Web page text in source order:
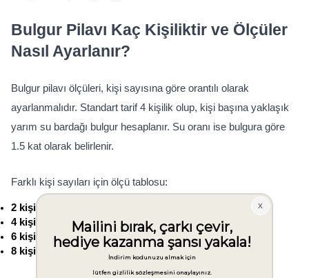
Bulgur Pilavı Kaç Kişiliktir ve Ölçüler
Nasıl Ayarlanır?
Bulgur pilavı ölçüleri, kişi sayısına göre orantılı olarak
ayarlanmalıdır. Standart tarif 4 kişilik olup, kişi başına yaklaşık
yarım su bardağı bulgur hesaplanır. Su oranı ise bulgura göre
1.5 kat olarak belirlenir.
Farklı kişi sayıları için ölçü tablosu:
2 kişilik:
4 kişilik:
2 su bardağı bulgur, 3 su bardağı su
6 kişilik:
3 su bardağı bulgur, 4.5 su bardağı su
8 kişilik:
4 su bardağı bulgur, 6 su bardağı su